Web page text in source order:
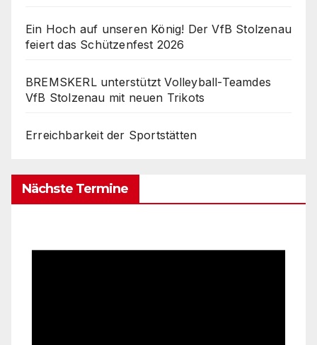
Ein Hoch auf unseren König! Der VfB Stolzenau
feiert das Schützenfest 2026
BREMSKERL unterstützt Volleyball-Teamdes
VfB Stolzenau mit neuen Trikots
Erreichbarkeit der Sportstätten
Nächste Termine